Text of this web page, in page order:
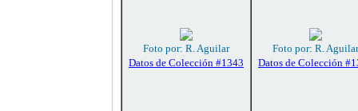
Foto por: R. Aguilar
Datos de Colección #1343
Foto por: R. Aguilar
Datos de Colección